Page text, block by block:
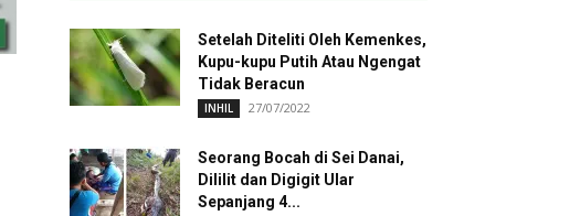
Setelah Diteliti Oleh Kemenkes,
Kupu-kupu Putih Atau Ngengat
Tidak Beracun
INHIL 27/07/2022
Seorang Bocah di Sei Danai,
Dililit dan Digigit Ular
Sepanjang 4...